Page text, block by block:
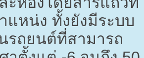
แหน่ง ทั้งยังมีระบบ
รถยนต์ที่สามารถ